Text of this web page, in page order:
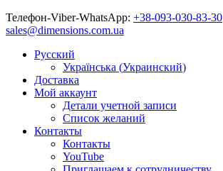
Телефон-Viber-WhatsApp: +38-093-030-83-30
sales@dimensions.com.ua
Русский
Українська (Украинский)
Доставка
Мой аккаунт
Детали учетной записи
Список желаний
Контакты
Контакты
YouTube